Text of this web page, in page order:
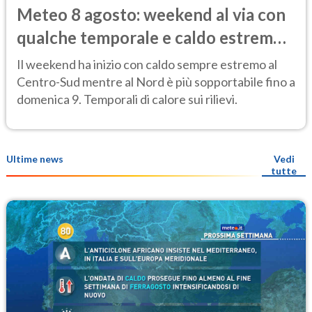
Meteo 8 agosto: weekend al via con
qualche temporale e caldo estremo
al Centro-Sud
Il weekend ha inizio con caldo sempre estremo al
Centro-Sud mentre al Nord è più sopportabile fino a
domenica 9. Temporali di calore sui rilievi.
Ultime news
Vedi
tutte